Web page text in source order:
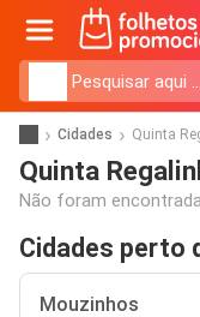
Cidades Quinta
Quinta
Não foram
Cidades perto
Mouzinhos